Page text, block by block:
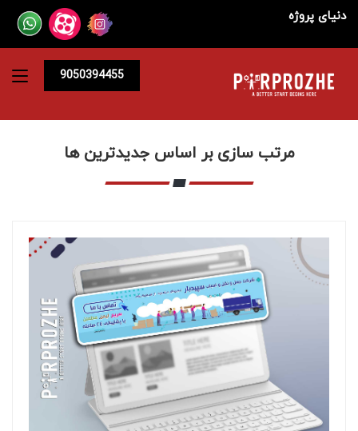
دنیای پروژه
9050394455
مرتب سازی بر اساس جدیدترین ها